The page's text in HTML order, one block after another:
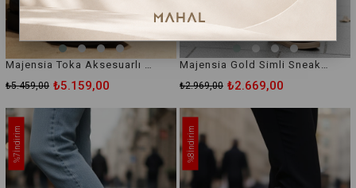
₺5.159,00
₺5.459,00 ₺2.669,00
₺2.969,00
%7
İndirim
%8
İndirim